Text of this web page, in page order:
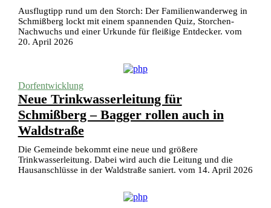
Ausflugtipp rund um den Storch: Der Familienwanderweg in
Schmißberg lockt mit einem spannenden Quiz, Storchen-
Nachwuchs und einer Urkunde für fleißige Entdecker. vom
20. April 2026
Dorfentwicklung
Neue Trinkwasserleitung für
Schmißberg – Bagger rollen auch in
Waldstraße
Die Gemeinde bekommt eine neue und größere
Trinkwasserleitung. Dabei wird auch die Leitung und die
Hausanschlüsse in der Waldstraße saniert. vom 14. April 2026